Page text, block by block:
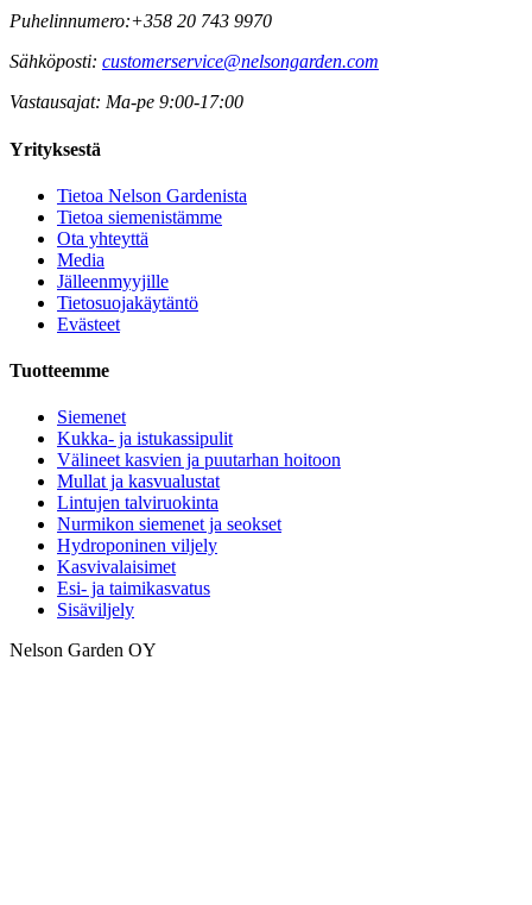
Puhelinnumero:+358 20 743 9970
Sähköposti: customerservice@nelsongarden.com
Vastausajat: Ma-pe 9:00-17:00
Yrityksestä
Tietoa Nelson Gardenista
Tietoa siemenistämme
Ota yhteyttä
Media
Jälleenmyyjille
Tietosuojakäytäntö
Evästeet
Tuotteemme
Siemenet
Kukka- ja istukassipulit
Välineet kasvien ja puutarhan hoitoon
Mullat ja kasvualustat
Lintujen talviruokinta
Nurmikon siemenet ja seokset
Hydroponinen viljely
Kasvivalaisimet
Esi- ja taimikasvatus
Sisäviljely
Nelson Garden OY